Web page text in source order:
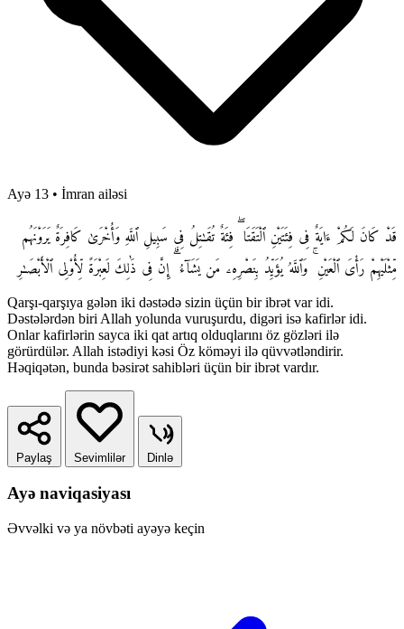
Ayə 13 • İmran ailəsi
قَدْ كَانَ لَكُمْ ءَايَةٌ فِى فِئَتَيْنِ ٱلْتَقَتَا ۖ فِئَةٌ تُقَـٰتِلُ فِى سَبِيلِ ٱللَّهِ وَأُخْرَىٰ كَافِرَةٌ يَرَوْنَهُم
مِّثْلَيْهِمْ رَأْىَ ٱلْعَيْنِ ۚ وَٱللَّهُ يُؤَيِّدُ بِنَصْرِهِۦ مَن يَشَآءُ ۗ إِنَّ فِى ذَٰلِكَ لَعِبْرَةً لِّأُو۟لِى ٱلْأَبْصَـٰرِ
Qarşı-qarşıya gələn iki dəstədə sizin üçün bir ibrət var idi.
Dəstələrdən biri Allah yolunda vuruşurdu, digəri isə kafirlər idi.
Onlar kafirlərin sayca iki qat artıq olduqlarını öz gözləri ilə
görürdülər. Allah istədiyi kəsi Öz köməyi ilə qüvvətləndirir.
Həqiqətən, bunda bəsirət sahibləri üçün bir ibrət vardır.
Paylaş Sevimlilər Dinlə
Ayə naviqasiyası
Əvvəlki və ya növbəti ayəyə keçin